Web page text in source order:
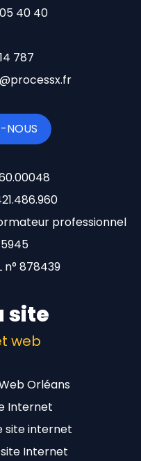
40 40
787
NOUS
professionnel
n° 878439
site
web
Orléans
Internet
site internet
Internet